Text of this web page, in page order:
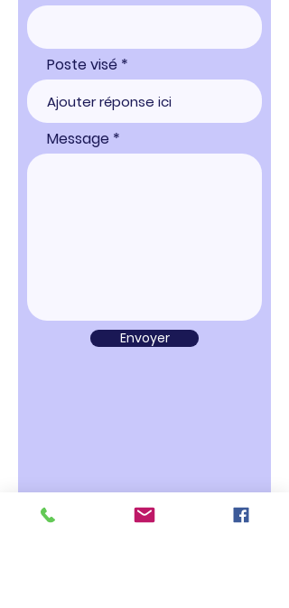
Poste visé
Message
Envoyer